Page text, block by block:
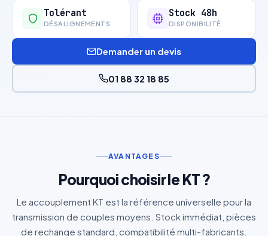
Tolérant
DÉSALIGNEMENTS
Stock 48h
DISPONIBILITÉ
Demander un devis
01 88 32 18 85
AVANTAGES
Pourquoi choisir le KT ?
Le accouplement KT est la référence universelle pour la
transmission de couples moyens. Stock immédiat, pièces
de rechange standard, compatibilité multi-fabricants.